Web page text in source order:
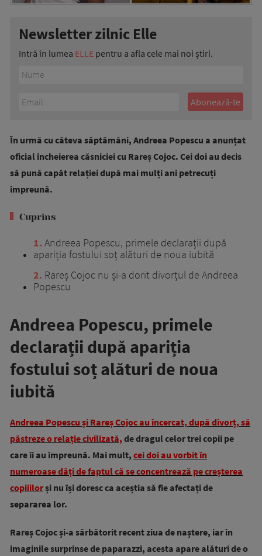
Newsletter zilnic Elle
Intră în lumea ELLE pentru a afla cele mai noi știri.
În urmă cu câteva săptămâni, Andreea Popescu a anunțat
oficial încheierea căsniciei cu Rareș Cojoc. Cei doi au decis
să pună capăt relației după mai mulți ani petrecuți
împreună.
Cuprins
1 Andreea Popescu, primele declarații după
apariția fostului soț alături de noua iubită
2 Rareș Cojoc nu și-a dorit divorțul de Andreea
Popescu
Andreea Popescu, primele
declarații după apariția
fostului soț alături de noua
iubită
Andreea Popescu și Rareș Cojoc au încercat, după divorț, să
păstreze o relație civilizată, de dragul celor trei copii pe
care îi au împreună. Mai mult, cei doi au vorbit în
numeroase dăți de faptul că se concentrează pe creșterea
copiiilorși nu își doresc ca aceștia să fie afectați de
separarea lor.
Rareș Cojoc și-a sărbătorit recent ziua de naștere, iar în
imaginile surprinse de paparazzi, acesta apare alături de o